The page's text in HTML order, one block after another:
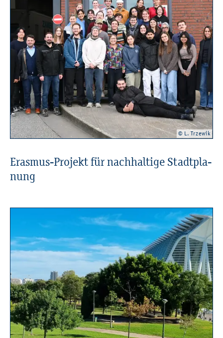
© L. Trze­wik
Eras­mus-Pro­jekt für nach­hal­ti­ge Stadt­pla­
nung